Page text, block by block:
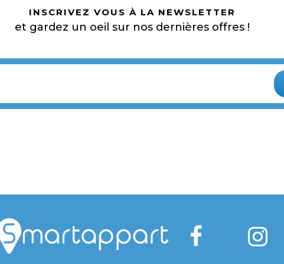
INSCRIVEZ VOUS À LA NEWSLETTER
et gardez un oeil sur nos dernières offres !